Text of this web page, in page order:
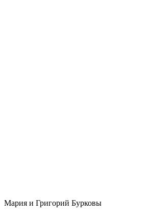
Мария и Григорий Бурковы